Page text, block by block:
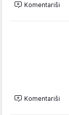
Komentariši
Komentariši